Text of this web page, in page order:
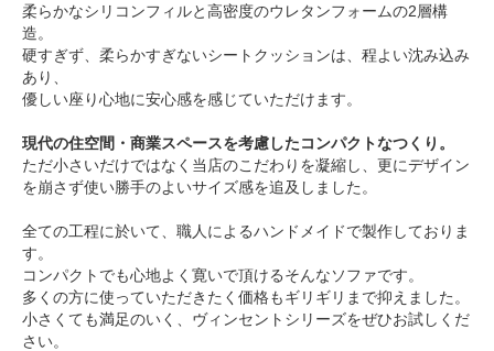
柔らかなシリコンフィルと高密度のウレタンフォームの2層構
造。
硬すぎず、柔らかすぎないシートクッションは、程よい沈み込み
あり、
優しい座り心地に安心感を感じていただけます。
現代の住空間・商業スペースを考慮したコンパクトなつくり。
ただ小さいだけではなく当店のこだわりを凝縮し、更にデザイン
を崩さず使い勝手のよいサイズ感を追及しました。
全ての工程に於いて、職人によるハンドメイドで製作しておりま
す。
コンパクトでも心地よく寛いで頂けるそんなソファです。
多くの方に使っていただきたく価格もギリギリまで抑えました。
小さくても満足のいく、ヴィンセントシリーズをぜひお試しくだ
さい。